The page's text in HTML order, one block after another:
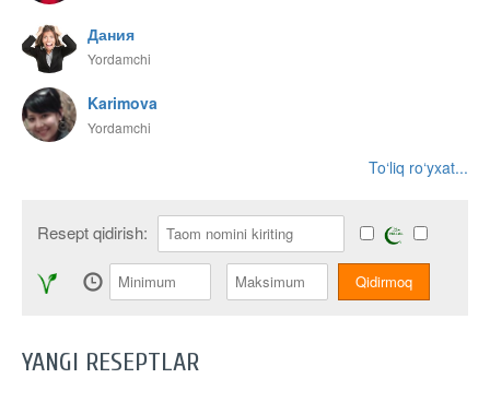
Дания
Yordamchi
Karimova
Yordamchi
To‘liq ro‘yxat...
Resept qidirish:
YANGI RESEPTLAR